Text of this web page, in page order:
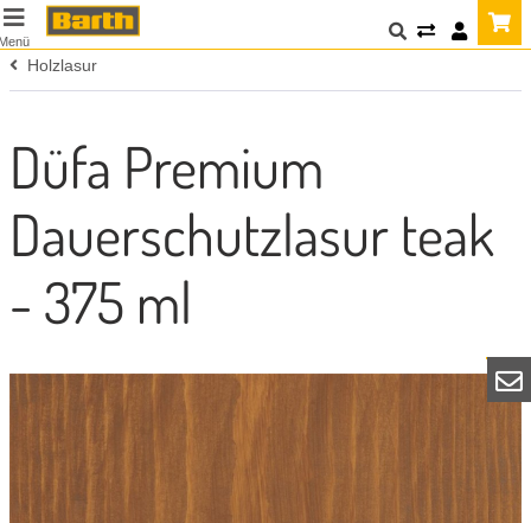
Holzlasur
Düfa Premium
Dauerschutzlasur teak
- 375 ml